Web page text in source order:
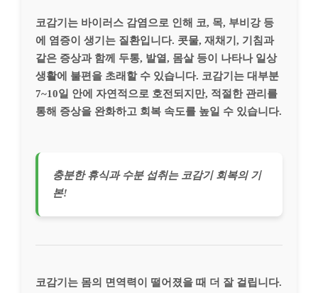
코감기는 바이러스 감염으로 인해 코, 목, 부비강 등
에 염증이 생기는 질환입니다. 콧물, 재채기, 기침과
같은 증상과 함께 두통, 발열, 몸살 등이 나타나 일상
생활에 불편을 초래할 수 있습니다. 코감기는 대부분
7~10일 안에 자연적으로 호전되지만, 적절한 관리를
통해 증상을 완화하고 회복 속도를 높일 수 있습니다.
충분한 휴식과 수분 섭취는 코감기 회복의 기
본!
코감기는 몸의 면역력이 떨어졌을 때 더 잘 걸립니다.